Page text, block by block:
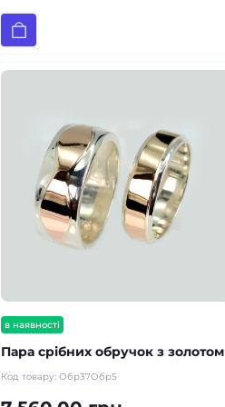
в наявності
Пара срібних обручок з золотом
Код товару: Обр37Обр5